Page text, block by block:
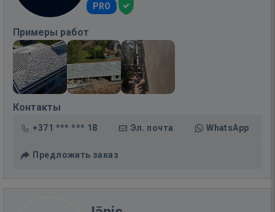
PRO
Примеры работ
Контакты
+371 *** *** 18 Эл. почта WhatsApp
Предложить заказ